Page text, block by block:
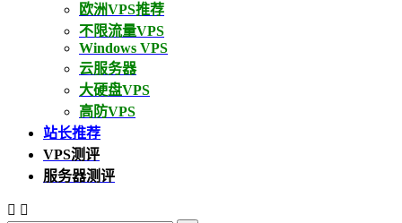
欧洲VPS推荐
不限流量VPS
Windows VPS
云服务器
大硬盘VPS
高防VPS
站长推荐
VPS测评
服务器测评
 